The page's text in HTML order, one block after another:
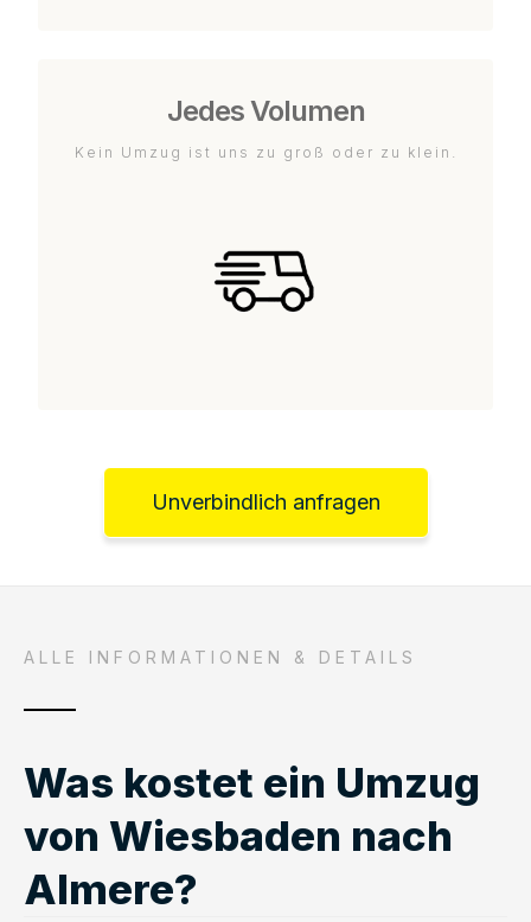
Jedes Volumen
Kein Umzug ist uns zu groß oder zu klein.
Unverbindlich anfragen
ALLE INFORMATIONEN & DETAILS
Was kostet ein Umzug
von Wiesbaden nach
Almere?